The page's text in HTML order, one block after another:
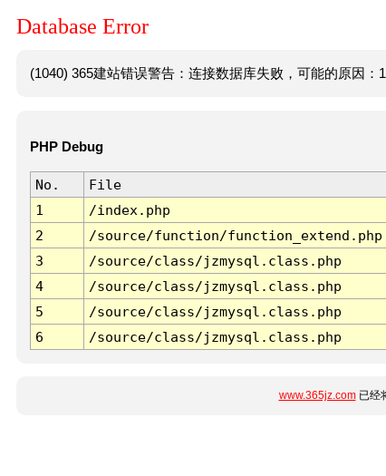
Database Error
(1040) 365建站错误警告：连接数据库失败，可能的原因：
PHP Debug
No. File
1
/index.php
2
/source/function/function_extend.php
3
/source/class/jzmysql.class.php
4
/source/class/jzmysql.class.php
5
/source/class/jzmysql.class.php
6
/source/class/jzmysql.class.php
www.365jz.com已经